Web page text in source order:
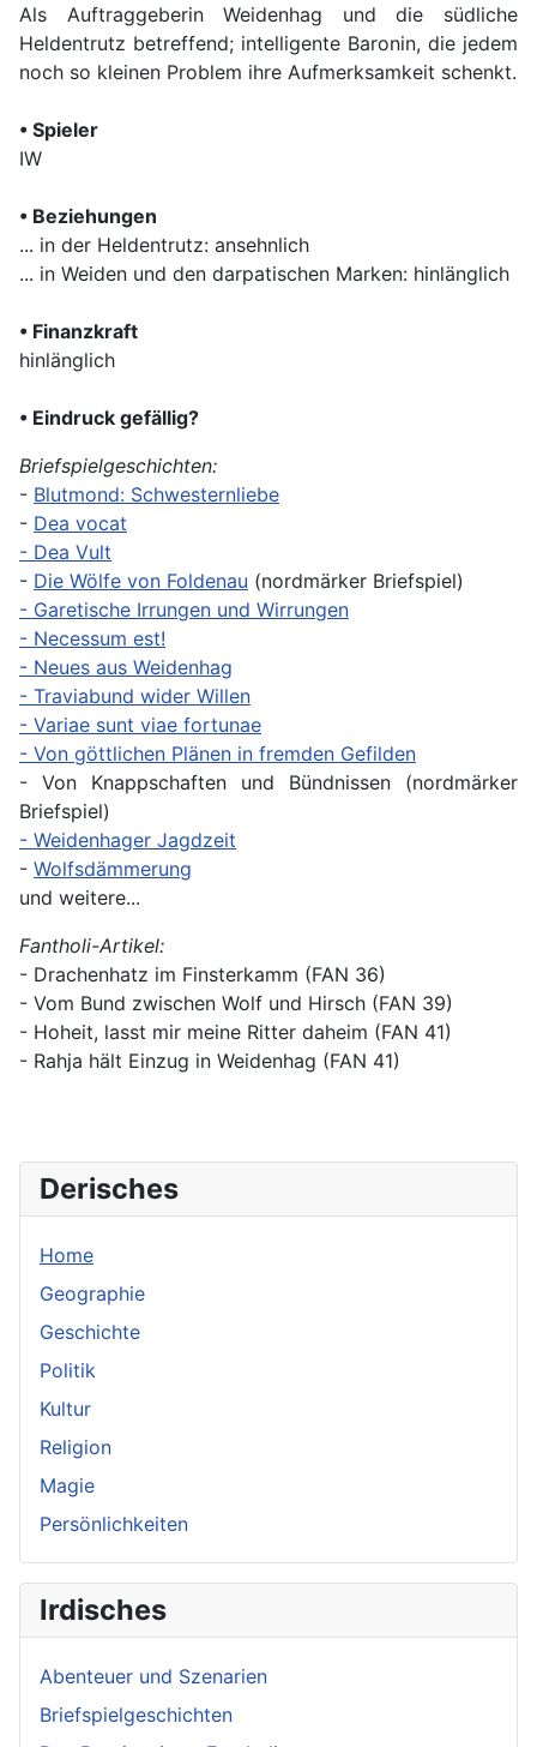
Derisches
Home
Geographie
Geschichte
Politik
Kultur
Religion
Magie
Persönlichkeiten
Irdisches
Abenteuer und Szenarien
Briefspielgeschichten
Als Auftraggeberin Weidenhag und die südliche
Heldentrutz betreffend; intelligente Baronin, die jedem
noch so kleinen Problem ihre Aufmerksamkeit schenkt.
• Spieler
IW
• Beziehungen
... in der Heldentrutz: ansehnlich
... in Weiden und den darpatischen Marken: hinlänglich
• Finanzkraft
hinlänglich
• Eindruck gefällig?
Briefspielgeschichten:
- Blutmond: Schwesternliebe
- Dea vocat
- Dea Vult
- Die Wölfe von Foldenau (nordmärker Briefspiel)
- Garetische Irrungen und Wirrungen
- Necessum est!
- Neues aus Weidenhag
- Traviabund wider Willen
- Variae sunt viae fortunae
- Von göttlichen Plänen in fremden Gefilden
- Von Knappschaften und Bündnissen (nordmärker
Briefspiel)
- Weidenhager Jagdzeit
- Wolfsdämmerung
und weitere...
Fantholi-Artikel:
- Drachenhatz im Finsterkamm (FAN 36)
- Vom Bund zwischen Wolf und Hirsch (FAN 39)
- Hoheit, lasst mir meine Ritter daheim (FAN 41)
- Rahja hält Einzug in Weidenhag (FAN 41)